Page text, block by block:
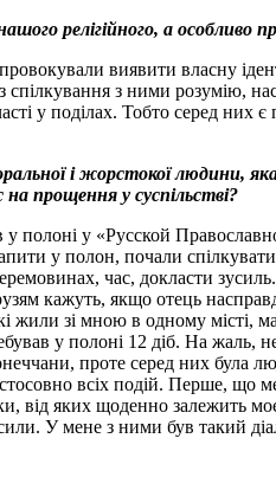
релігійного, а особливо
виявити власну
спілкування з ними розумію,
у поділах. Тобто серед них
і жорстокої людини,
прощення у суспільстві?
у полоні у «Русской
у полон, почали
час, докласти зусиль.
кажуть, якщо отець
зі мною в одному місті,
у полоні 12 діб. На жаль,
проте серед них була
всіх подій. Перше, що
від яких щоденно залежить
У мене з ними був такий